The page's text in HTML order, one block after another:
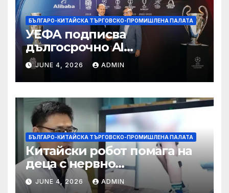
БЪЛГАРО-КИТАЙСКА ТЪРГОВСКО-ПРОМИШЛЕНА ПАЛАТА
УЕФА подписва
дългосрочно AI
партньорство с Alibaba
JUNE 4, 2026 ADMIN
БЪЛГАРО-КИТАЙСКА ТЪРГОВСКО-ПРОМИШЛЕНА ПАЛАТА
Китайски робот помага на
деца с нервно
разстройство да се
изправят за първи път
JUNE 4, 2026 ADMIN